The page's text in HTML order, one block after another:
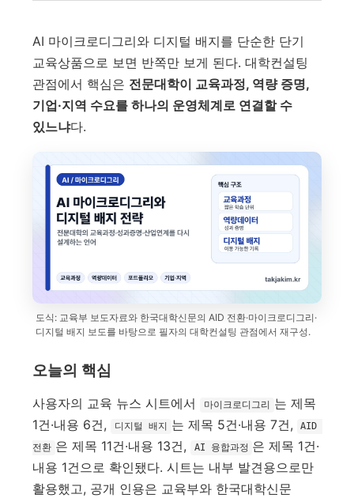
AI 마이크로디그리와 디지털 배지를 단순한 단기
교육상품으로 보면 반쪽만 보게 된다. 대학컨설팅
관점에서 핵심은 전문대학이 교육과정, 역량 증명,
기업·지역 수요를 하나의 운영체계로 연결할 수
있느냐다.
도식: 교육부 보도자료와 한국대학신문의 AID 전환·마이크로디그리·
디지털 배지 보도를 바탕으로 필자의 대학컨설팅 관점에서 재구성.
오늘의 핵심
사용자의 교육 뉴스 시트에서 마이크로디그리
는 제목
1건·내용 6건,
디지털 배지 는 제목 5건·내용 7건,
AID
전환 은 제목 11건·내용 13건, AI 융합과정 은 제목 1건·
내용 1건으로 확인됐다. 시트는 내부 발견용으로만
활용했고, 공개 인용은 교육부와 한국대학신문